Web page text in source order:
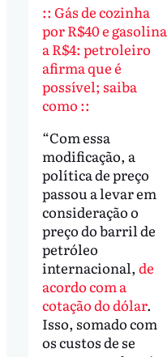
:: Gás de cozinha
por R$40 e gasolina
a R$4: petroleiro
afirma que é
possível; saiba
como ::
“Com essa
modificação, a
política de preço
passou a levar em
consideração o
preço do barril de
petróleo
internacional, de
acordo com a
cotação do dólar.
Isso, somado com
os custos de se